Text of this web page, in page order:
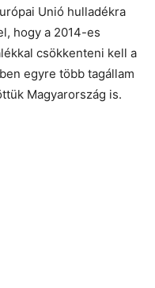
Unió hulladékra
hogy a 2014-es
csökkenteni kell a
egyre több tagállam
Magyarország is.